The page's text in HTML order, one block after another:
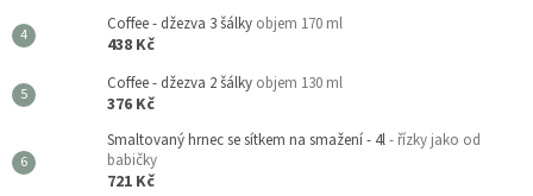
Coffee - džezva 3 šálky objem 170 ml
438 Kč
Coffee - džezva 2 šálky objem 130 ml
376 Kč
Smaltovaný hrnec se sítkem na smažení - 4l- řízky jako od
babičky
721 Kč